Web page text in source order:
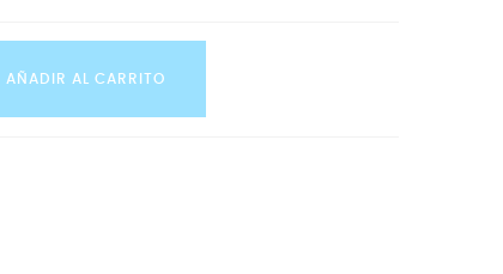
AÑADIR AL CARRITO